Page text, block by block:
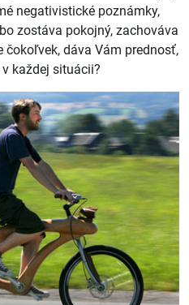
negativistické poznámky,
zostáva pokojný, zachováva
čokoľvek, dáva Vám prednosť,
každej situácii?